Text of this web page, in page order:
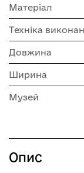
Матеріал
Техніка
Довжина
Ширина
Музей
Опис